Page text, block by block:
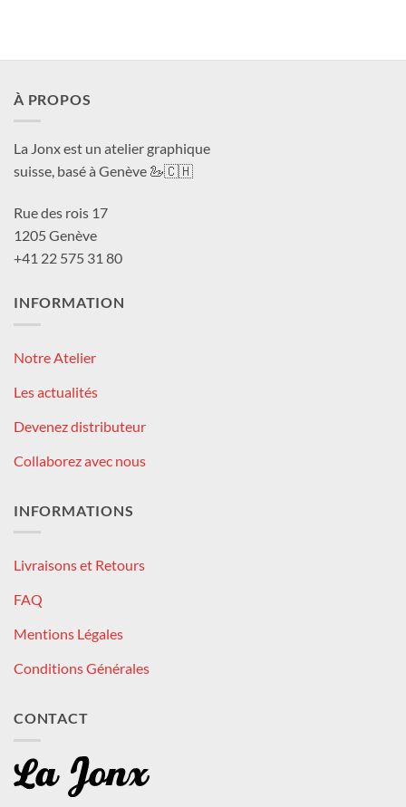
À PROPOS
La Jonx est un atelier graphique
suisse, basé à Genève 🦢🇨🇭
Rue des rois 17
1205 Genève
+41 22 575 31 80
INFORMATION
Notre Atelier
Les actualités
Devenez distributeur
Collaborez avec nous
INFORMATIONS
Livraisons et Retours
FAQ
Mentions Légales
Conditions Générales
CONTACT